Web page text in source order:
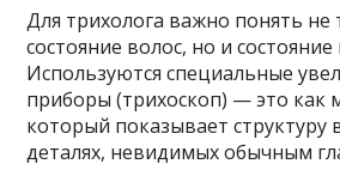
Для трихолога важно понять не
состояние волос, но и
Используются специальные
приборы (трихоскоп) — это как
который показывает структуру
деталях, невидимых обычным